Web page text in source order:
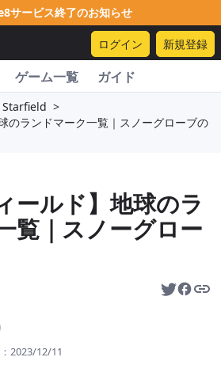
サービス終了のお知らせ
ログイン 新規登録
ゲーム一覧 ガイド
Starfield >
のランドマーク一覧｜スノーグローブの
ールド】地球のラ
覧｜スノーグロー
2023/12/11